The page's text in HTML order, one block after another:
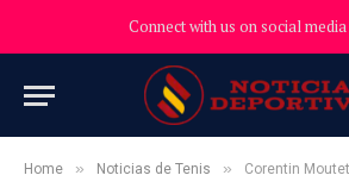
Connect with us on social media
Home » Noticias de Tenis » Corentin Moutet, multado con una fuerte multa por